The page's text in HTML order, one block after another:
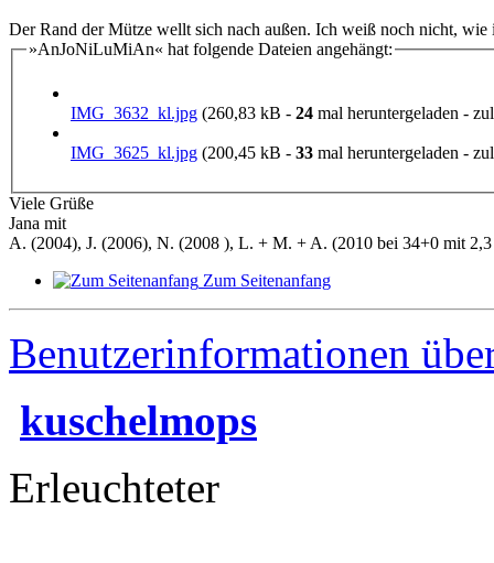
Der Rand der Mütze wellt sich nach außen. Ich weiß noch nicht, wie
»AnJoNiLuMiAn« hat folgende Dateien angehängt:
IMG_3632_kl.jpg (260,83 kB - 24 mal heruntergeladen -
IMG_3625_kl.jpg (200,45 kB - 33 mal heruntergeladen -
Viele Grüße
Jana mit
A. (2004), J. (2006), N. (2008 ), L. + M. + A. (2010 bei 34+0 mit
Zum Seitenanfang
Benutzerinformationen
kuschelmops
Erleuchteter